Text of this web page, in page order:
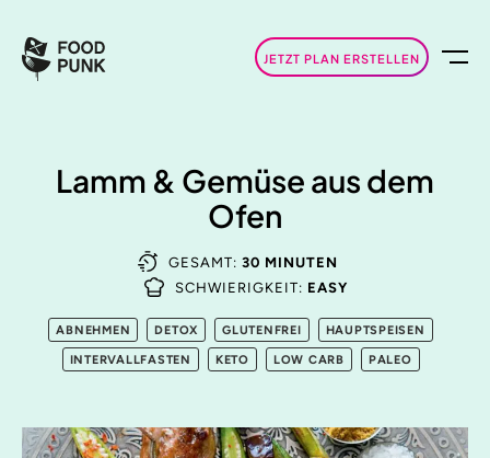
JETZT PLAN ERSTELLEN
Lamm & Gemüse aus dem
Ofen
GESAMT: 30 MINUTEN
SCHWIERIGKEIT: EASY
ABNEHMEN DETOX GLUTENFREI HAUPTSPEISEN
INTERVALLFASTEN KETO LOW CARB PALEO